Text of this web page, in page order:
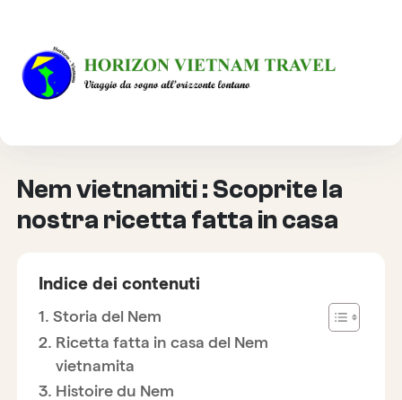
HOME
CULTURA
Nem vietnamiti : Scoprite la
nostra ricetta fatta in casa
Indice dei contenuti
Storia del Nem
Ricetta fatta in casa del Nem
vietnamita
Histoire du Nem